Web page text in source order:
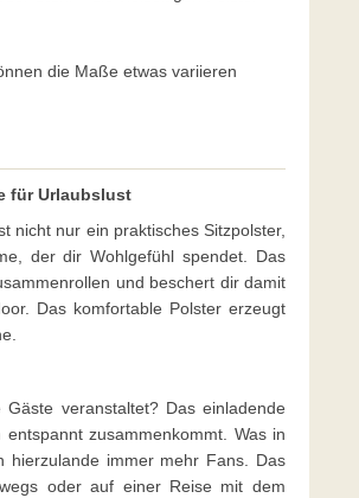
die Maße etwas variieren
für Urlaubslust
nicht nur ein praktisches Sitzpolster,
der dir Wohlgefühl spendet. Das
und beschert dir damit
Das komfortable Polster erzeugt
veranstaltet? Das einladende
zusammenkommt. Was in
hierzulande immer mehr Fans. Das
oder auf einer Reise mit dem